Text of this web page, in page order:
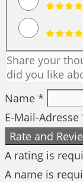
Name *
E-Mail-Adresse
Rate and
A rating is
A name is